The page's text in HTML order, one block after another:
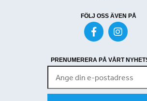
FÖLJ OSS ÄVEN PÅ
PRENUMERERA PÅ VÅRT